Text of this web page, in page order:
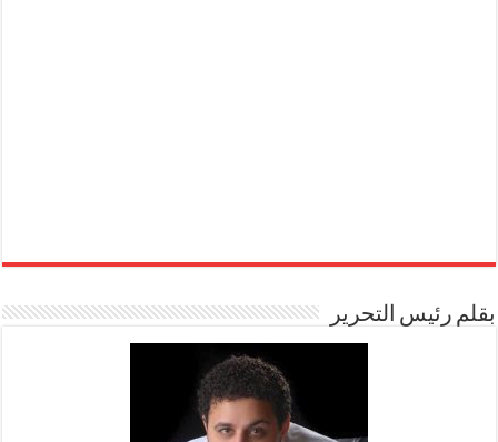
بقلم رئيس التحرير